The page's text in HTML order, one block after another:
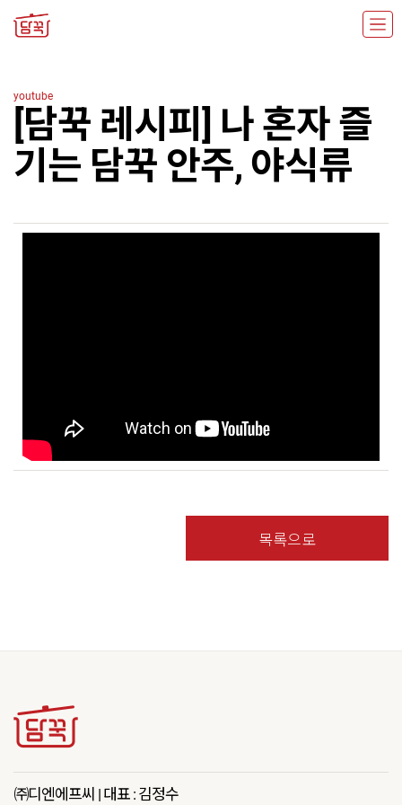
youtube
[담꾹 레시피] 나 혼자 즐
기는 담꾹 안주, 야식류
목록으로
㈜디엔에프씨 | 대표 : 김정수